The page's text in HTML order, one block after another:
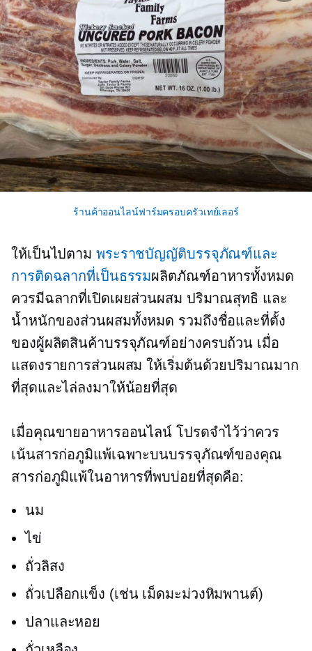
ร้านค้าออนไลน์ฟาร์มครอบครัวเทย์เลอร์
ให้เป็นไปตาม พระราชบัญญัติบรรจุภัณฑ์และ
การติดฉลากที่เป็นธรรมผลิตภัณฑ์อาหารทั้งหมด
ควรมีฉลากที่เปิดเผยส่วนผสม ปริมาณสุทธิ และ
น้ำหนักของส่วนผสมทั้งหมด รวมถึงชื่อและที่ตั้ง
ของผู้ผลิตสินค้าบรรจุภัณฑ์อย่างครบถ้วน เมื่อ
แสดงรายการส่วนผสม ให้เริ่มต้นด้วยปริมาณมาก
ที่สุดและไล่ลงมาให้น้อยที่สุด
เมื่อคุณขายอาหารออนไลน์ โปรดจำไว้ว่าควร
เน้นสารก่อภูมิแพ้เฉพาะบนบรรจุภัณฑ์ของคุณ
สารก่อภูมิแพ้ในอาหารที่พบบ่อยที่สุดคือ:
นม
ไข่
ถั่วลิสง
ถั่วเปลือกแข็ง (เช่น เม็ดมะม่วงหิมพานต์)
ปลาและหอย